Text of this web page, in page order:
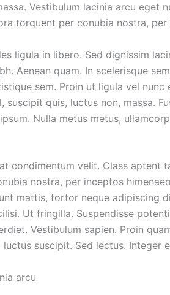
Vestibulum lacinia arcu eget
torquent per conubia nostra, per
ligula in libero. Sed dignissim
Aenean quam. In scelerisque
sem. Proin ut ligula vel
suscipit quis, luctus non, massa.
Nulla metus metus,
condimentum velit. Class aptent
nostra, per inceptos
mattis, tortor neque adipiscing
Ut fringilla. Suspendisse
Vestibulum sapien. Proin
luctus suscipit. Sed lectus. Integer
arcu